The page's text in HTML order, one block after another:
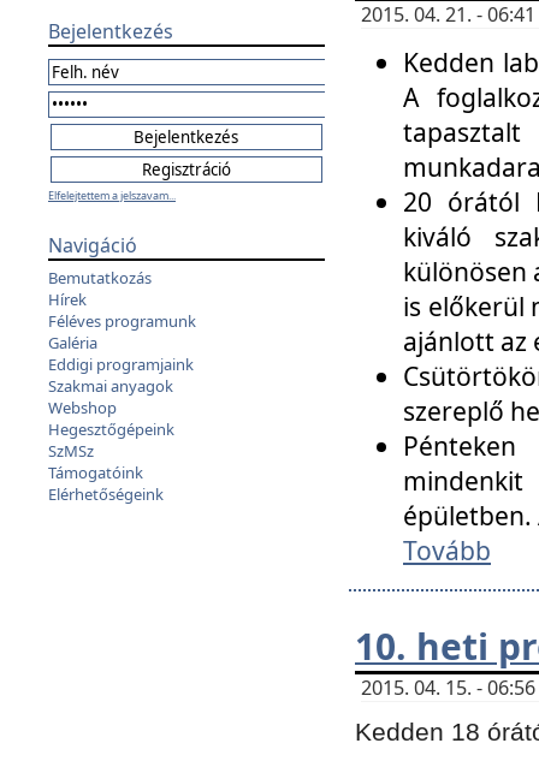
Bejelentkezés
Elfelejtettem a jelszavam...
Navigáció
Bemutatkozás
Hírek
Féléves programunk
Galéria
Eddigi programjaink
Szakmai anyagok
Webshop
Hegesztőgépeink
SzMSz
Támogatóink
Elérhetőségeink
2015. 04. 21. -
Kedden
A
20 órától
kiváló
különösen
is előkerül
ajánlott az
szereplő
épületben.
Tovább
10. heti
2015. 04. 15. -
Kedden 18